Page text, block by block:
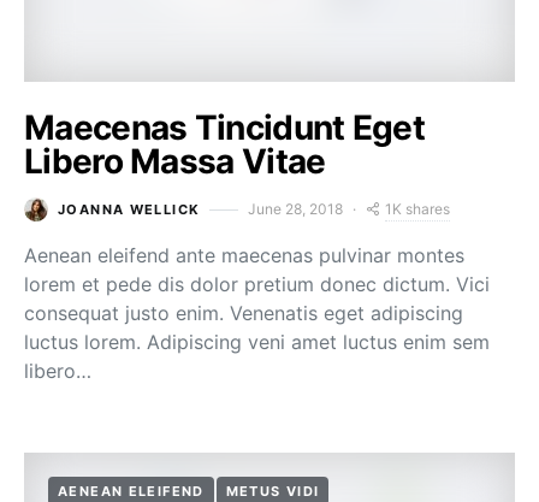
Maecenas Tincidunt Eget
Libero Massa Vitae
JOANNA WELLICK June 28, 2018 1K shares
Aenean eleifend ante maecenas pulvinar montes
lorem et pede dis dolor pretium donec dictum. Vici
consequat justo enim. Venenatis eget adipiscing
luctus lorem. Adipiscing veni amet luctus enim sem
libero…
AENEAN ELEIFEND METUS VIDI